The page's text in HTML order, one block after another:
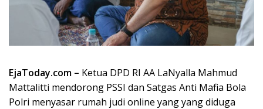
EjaToday.com – Ketua DPD RI AA LaNyalla Mahmud
Mattalitti mendorong PSSI dan Satgas Anti Mafia Bola
Polri menyasar rumah judi online yang yang diduga